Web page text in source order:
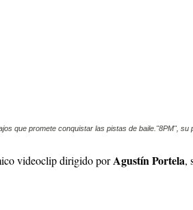
que promete conquistar las pistas de baile."8PM", su
videoclip dirigido porAgustín Portela,